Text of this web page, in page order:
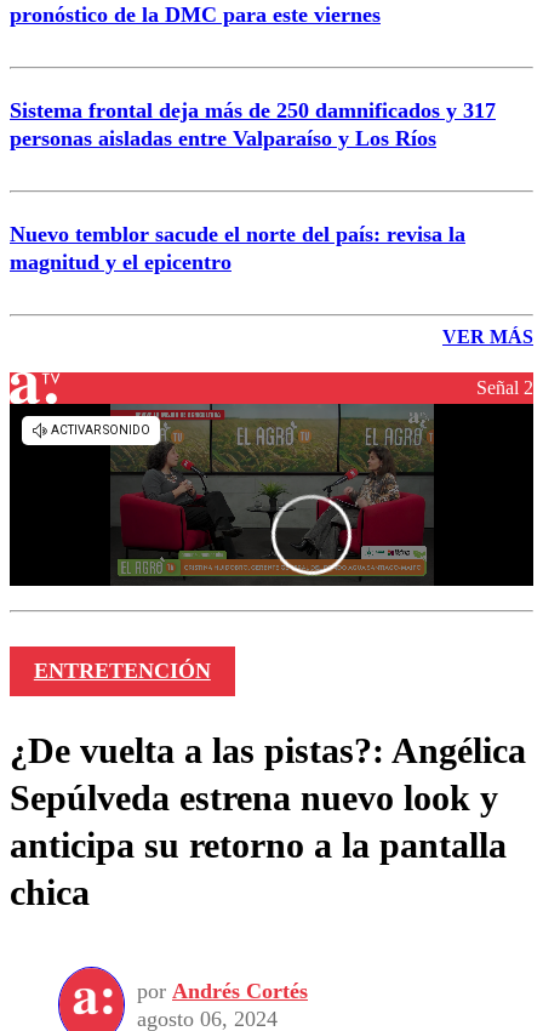
pronóstico de la DMC para este viernes
Sistema frontal deja más de 250 damnificados y 317
personas aisladas entre Valparaíso y Los Ríos
Nuevo temblor sacude el norte del país: revisa la
magnitud y el epicentro
VER MÁS
Señal 2
ENTRETENCIÓN
¿De vuelta a las pistas?: Angélica
Sepúlveda estrena nuevo look y
anticipa su retorno a la pantalla
chica
por Andrés Cortés
agosto 06, 2024